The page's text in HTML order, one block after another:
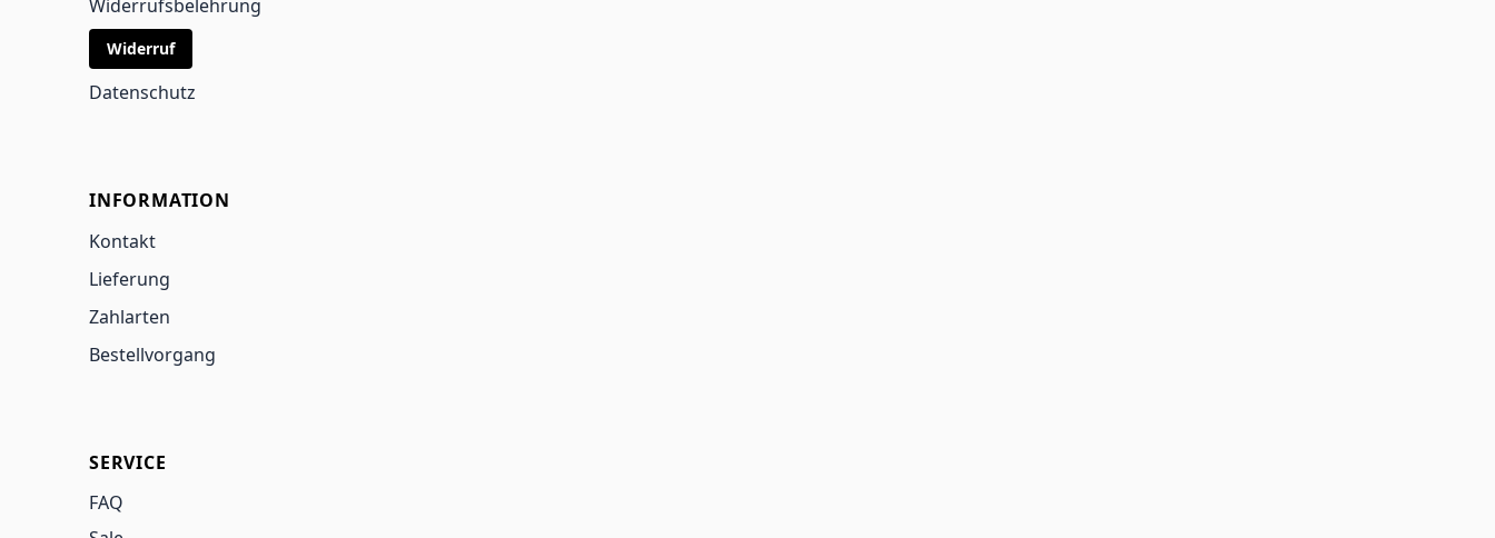
Widerrufsbelehrung
Widerruf
Datenschutz
INFORMATION
Kontakt
Lieferung
Zahlarten
Bestellvorgang
SERVICE
FAQ